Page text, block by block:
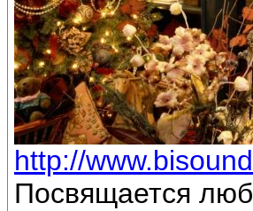
http://
Посвящается